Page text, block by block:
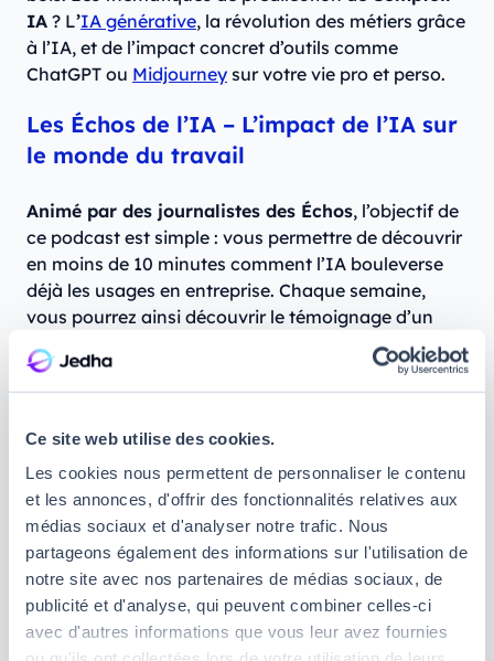
Ce site web utilise des cookies.
Les cookies nous permettent de personnaliser le contenu
et les annonces, d'offrir des fonctionnalités relatives aux
médias sociaux et d'analyser notre trafic. Nous
partageons également des informations sur l'utilisation de
notre site avec nos partenaires de médias sociaux, de
publicité et d'analyse, qui peuvent combiner celles-ci
avec d'autres informations que vous leur avez fournies
IA ? L’IA générative, la révolution des métiers grâce
à l’IA, et de l’impact concret d’outils comme
ChatGPT ou Midjourney sur votre vie pro et perso.
Les Échos de l’IA – L’impact de l’IA sur
le monde du travail
Animé par des journalistes des Échos, l’objectif de
ce podcast est simple : vous permettre de découvrir
en moins de 10 minutes comment l’IA bouleverse
déjà les usages en entreprise. Chaque semaine,
vous pourrez ainsi découvrir le témoignage d’un
nouvel expert et les applications variées que peut
avoir l’intelligence artificielle (chasse à la fraude
fiscale, détection de maladies à un stade précoce…).
Quels sont les meilleurs podcasts
pour apprendre l’IA ?
Ex Machina – L’intelligence artificielle
par ceux qui la pensent